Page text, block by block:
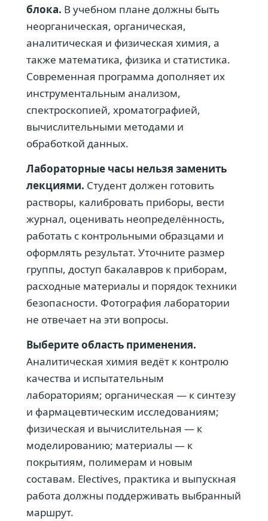
блока. В учебном плане должны быть
неорганическая, органическая,
аналитическая и физическая химия, а
также математика, физика и статистика.
Современная программа дополняет их
инструментальным анализом,
спектроскопией, хроматографией,
вычислительными методами и
обработкой данных.
Лабораторные часы нельзя заменить
лекциями. Студент должен готовить
растворы, калибровать приборы, вести
журнал, оценивать неопределённость,
работать с контрольными образцами и
оформлять результат. Уточните размер
группы, доступ бакалавров к приборам,
расходные материалы и порядок техники
безопасности. Фотография лаборатории
не отвечает на эти вопросы.
Выберите область применения.
Аналитическая химия ведёт к контролю
качества и испытательным
лабораториям; органическая — к синтезу
и фармацевтическим исследованиям;
физическая и вычислительная — к
моделированию; материалы — к
покрытиям, полимерам и новым
составам. Electives, практика и выпускная
работа должны поддерживать выбранный
маршрут.